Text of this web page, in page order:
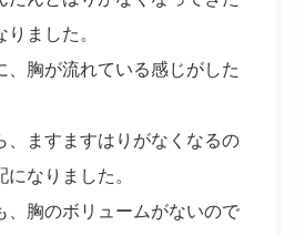
ました。
、胸が流れている感じがした
、ますますはりがなくなるの
なりました。
、胸のボリュームがないので